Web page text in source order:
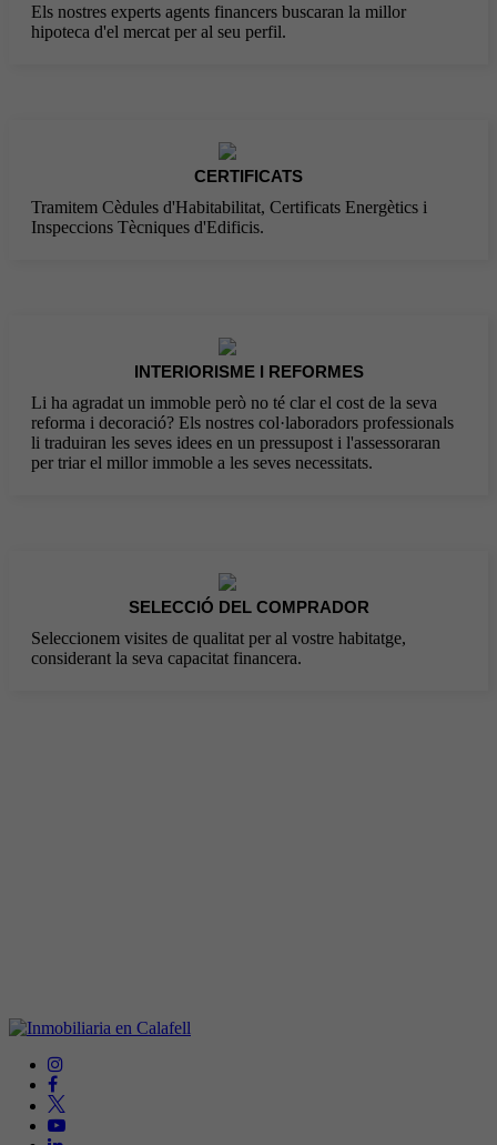
Els nostres experts agents financers buscaran la millor
hipoteca d'el mercat per al seu perfil.
CERTIFICATS
Tramitem Cèdules d'Habitabilitat, Certificats Energètics i
Inspeccions Tècniques d'Edificis.
INTERIORISME I REFORMES
Li ha agradat un immoble però no té clar el cost de la seva
reforma i decoració? Els nostres col·laboradors professionals
li traduiran les seves idees en un pressupost i l'assessoraran
per triar el millor immoble a les seves necessitats.
SELECCIÓ DEL COMPRADOR
Seleccionem visites de qualitat per al vostre habitatge,
considerant la seva capacitat financera.